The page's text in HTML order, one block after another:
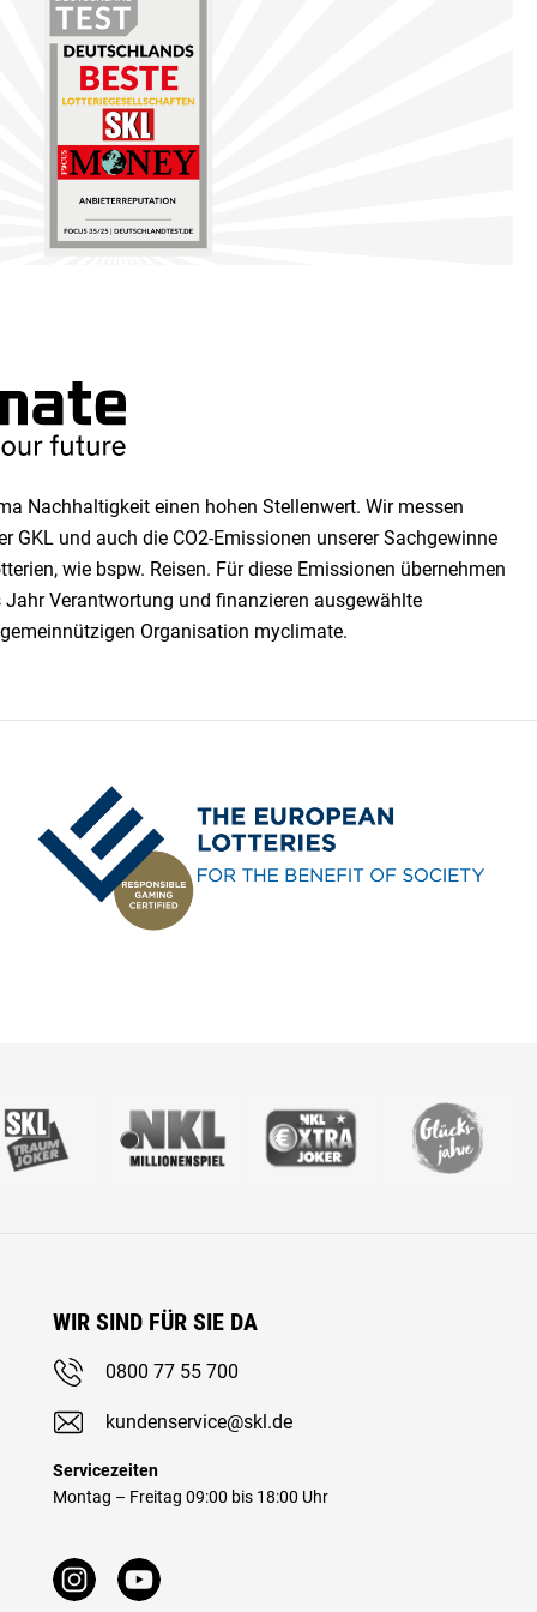
Nachhaltigkeit einen ho­hen Stellen­wert. Wir messen
GKL und auch die CO2-Emissionen unserer Sach­ge­winne
wie bspw. Reisen. Für diese Emissionen übernehmen
Verantwortung und finanzieren ausgewählte
Organisation myclimate.
WIR SIND FÜR SIE DA
0800 77 55 700
kundenservice@skl.de
Servicezeiten
Montag – Freitag 09:00 bis 18:00 Uhr